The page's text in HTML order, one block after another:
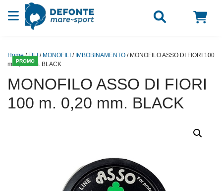
Vai al contenuto
PROMO
Home/FILI / MONOFILI / IMBOBINAMENTO / MONOFILO ASSO DI FIORI 100
m. 0,20 mm. BLACK
MONOFILO ASSO DI FIORI
100 m. 0,20 mm. BLACK